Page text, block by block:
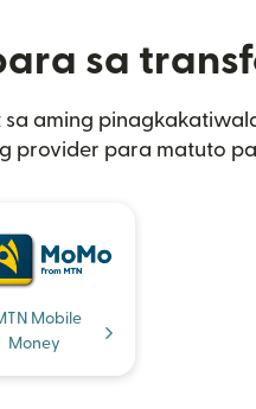
sa
aming
provider para matuto
Mobile
Money